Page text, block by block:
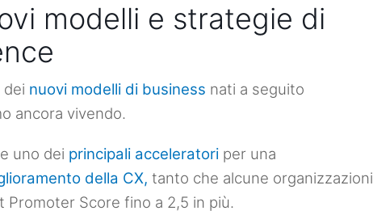
modelli e strategie di
dei nuovi modelli di business nati a seguito
ancora vivendo.
uno dei principali acceleratori per una
della CX, tanto che alcune organizzazioni
Score fino a 2,5 in più.